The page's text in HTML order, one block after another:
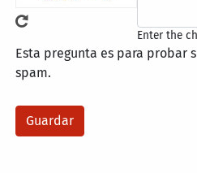
Enter the
Esta pregunta es para probar
spam.